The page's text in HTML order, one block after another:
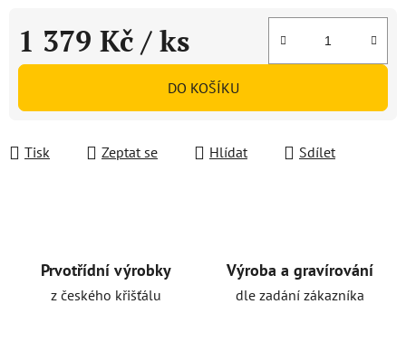
1 379 Kč / ks
Měrná cena:
DO KOŠÍKU
Tisk Zeptat se Hlídat Sdílet
Prvotřídní výrobky
z českého křišťálu
Výroba a gravírování
dle zadání zákazníka